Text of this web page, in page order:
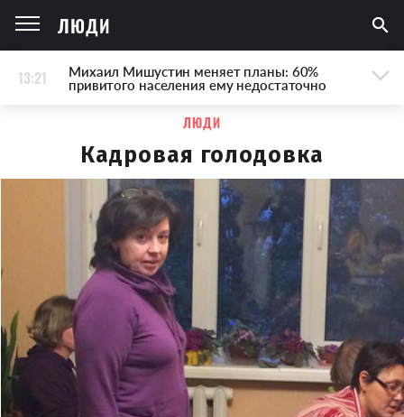
ЛЮДИ
13:21 Михаил Мишустин меняет планы: 60%
привитого населения ему недостаточно
ЛЮДИ
Кадровая голодовка